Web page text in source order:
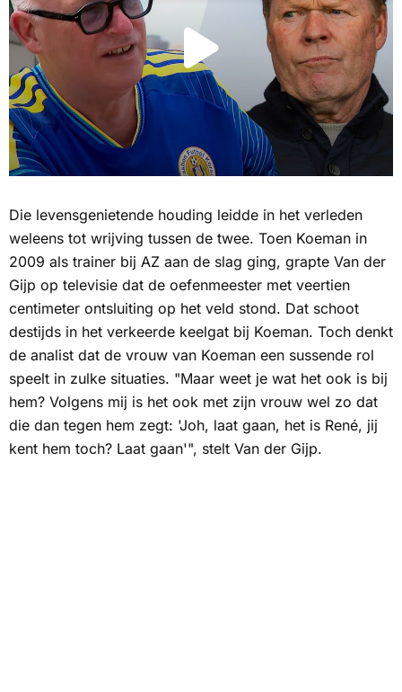
Die levensgenietende houding leidde in het verleden
weleens tot wrijving tussen de twee. Toen Koeman in
2009 als trainer bij AZ aan de slag ging, grapte Van der
Gijp op televisie dat de oefenmeester met veertien
centimeter ontsluiting op het veld stond. Dat schoot
destijds in het verkeerde keelgat bij Koeman. Toch denkt
de analist dat de vrouw van Koeman een sussende rol
speelt in zulke situaties. "Maar weet je wat het ook is bij
hem? Volgens mij is het ook met zijn vrouw wel zo dat
die dan tegen hem zegt: 'Joh, laat gaan, het is René, jij
kent hem toch? Laat gaan'", stelt Van der Gijp.